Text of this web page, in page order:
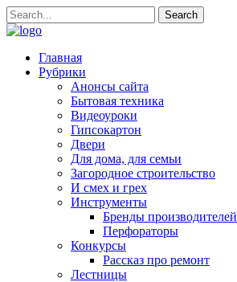
Главная
Рубрики
Анонсы сайта
Бытовая техника
Видеоуроки
Гипсокартон
Двери
Для дома, для семьи
Загородное строительство
И смех и грех
Инструменты
Бренды производителей
Перфораторы
Конкурсы
Рассказ про ремонт
Лестницы